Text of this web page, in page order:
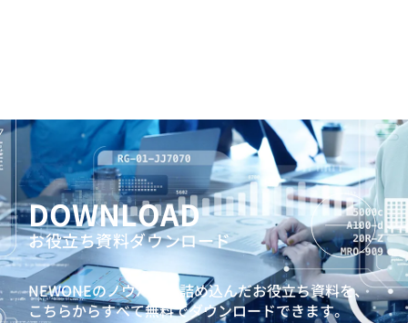
DOWNLOAD
お役立ち資料ダウンロード
NEWONEのノウハウを詰め込んだお役立ち資料を、
こちらからすべて無料でダウンロードできます。